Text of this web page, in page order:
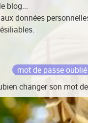
blog...
données
mot de passe oublié
changer son mot